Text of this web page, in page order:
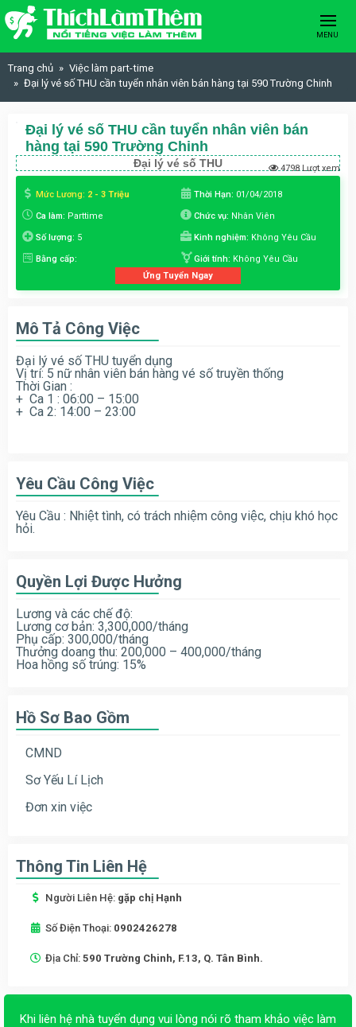
Skip to content
MENU
Trang chủ
Việc làm part-time
Đại lý vé số THU cần tuyển nhân viên bán hàng tại 590 Trường Chinh
Đại lý vé số THU cần tuyển nhân viên bán
hàng tại 590 Trường Chinh
Đại lý vé số THU 4798 Lượt xem
Mức Lương: 2 - 3 Triệu Thời Hạn: 01/04/2018
Ca làm: Parttime Chức vụ: Nhân Viên
Số lượng: 5 Kinh nghiệm: Không Yêu Cầu
Bằng cấp: Giới tính: Không Yêu Cầu
Ứng Tuyển Ngay
Mô Tả Công Việc
Đại lý vé số THU tuyển dụng
Vị trí: 5 nữ nhân viên bán hàng vé số truyền thống
Thời Gian :
+ Ca 1 : 06:00 – 15:00
+ Ca 2: 14:00 – 23:00
Yêu Cầu Công Việc
Yêu Cầu : Nhiệt tình, có trách nhiệm công việc, chịu khó học
hỏi.
Quyền Lợi Được Hưởng
Lương và các chế độ:
Lương cơ bản: 3,300,000/tháng
Phụ cấp: 300,000/tháng
Thưởng doang thu: 200,000 – 400,000/tháng
Hoa hồng số trúng: 15%
Hồ Sơ Bao Gồm
CMND
Sơ Yếu Lí Lịch
Đơn xin việc
Thông Tin Liên Hệ
Người Liên Hệ: gặp chị Hạnh
Số Điện Thoại: 0902426278
Địa Chỉ: 590 Trường Chinh, F.13, Q. Tân Bình.
Khi liên hệ nhà tuyển dụng vui lòng nói rõ tham khảo việc làm